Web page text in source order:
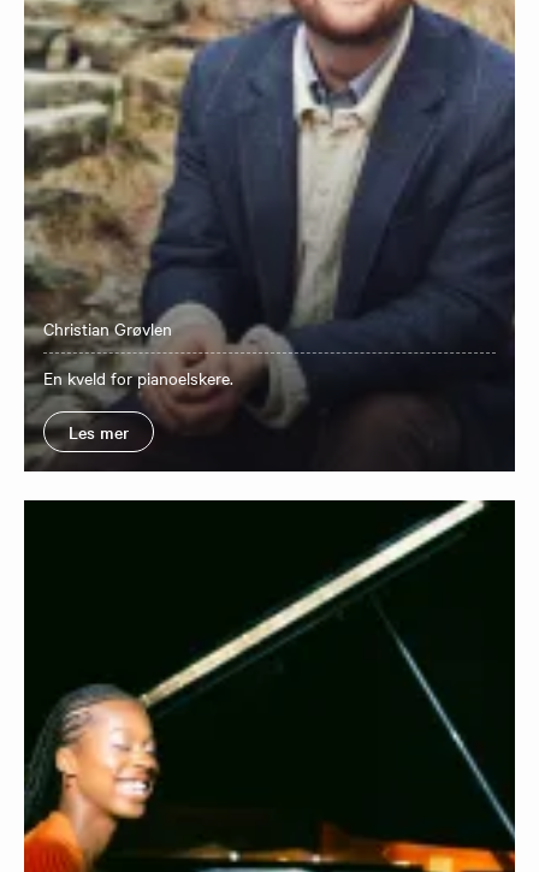
Christian Grøvlen
En kveld for pianoelskere.
Les mer